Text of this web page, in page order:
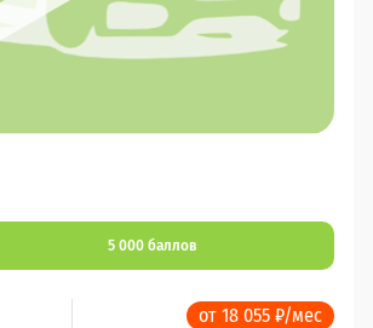
5 000 баллов
от 18 055 ₽/мес